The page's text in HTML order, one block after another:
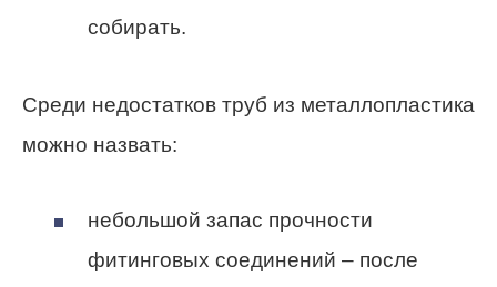
собирать.
Среди недостатков труб из металлопластика
можно назвать:
небольшой запас прочности
фитинговых соединений – после